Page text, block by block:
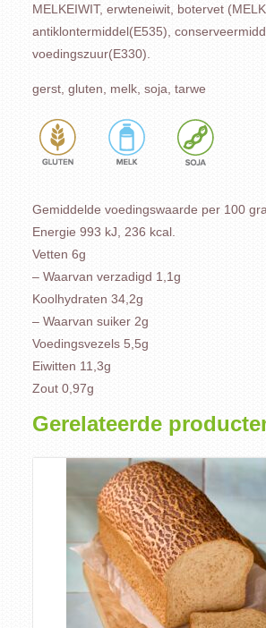
MELKEIWIT, erwteneiwit, botervet
antiklontermiddel(E535),
voedingszuur(E330).
gerst, gluten, melk, soja, tarwe
Gemiddelde voedingswaarde per 100
Energie 993 kJ, 236 kcal.
Vetten 6g
– Waarvan verzadigd 1,1g
Koolhydraten 34,2g
– Waarvan suiker 2g
Voedingsvezels 5,5g
Eiwitten 11,3g
Zout 0,97g
Gerelateerde